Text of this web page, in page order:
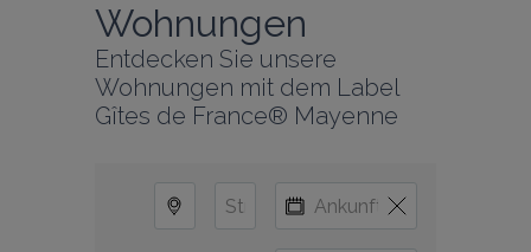
Wohnungen
Entdecken Sie unsere
Wohnungen mit dem Label
Gîtes de France® Mayenne